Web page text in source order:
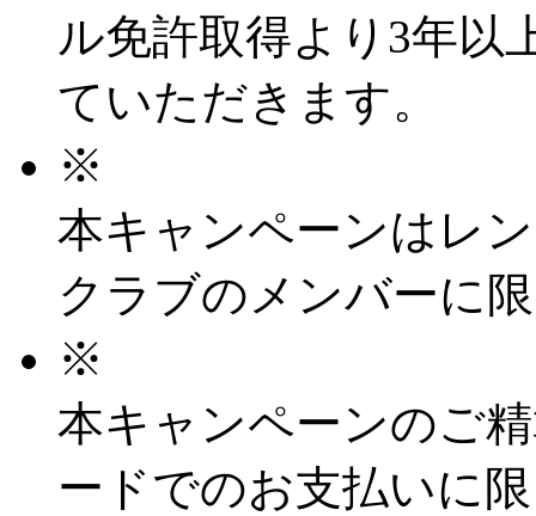
ル免許取得より3年以
ていただきます。
※
本キャンペーンはレ
クラブのメンバーに
※
本キャンペーンのご
ードでのお支払いに